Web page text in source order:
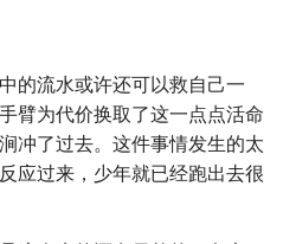
的流水或许还可以救自己一
臂为代价换取了这一点点活命
冲了过去。这件事情发生的太
应过来，少年就已经跑出去很